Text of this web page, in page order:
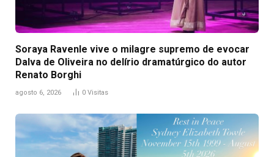
Soraya Ravenle vive o milagre supremo de evocar
Dalva de Oliveira no delírio dramatúrgico do autor
Renato Borghi
agosto 6, 2026 0 Visitas